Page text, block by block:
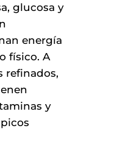
glucosa y
energía
físico. A
refinados,
y